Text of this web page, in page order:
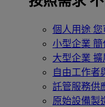
個人用途 您
小型企業 簡
大型企業 擴
自由工作者
託管服務供
原始設備製